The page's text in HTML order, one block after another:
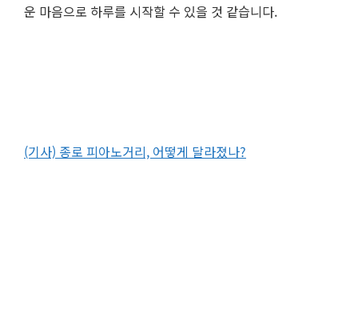
운 마음으로 하루를 시작할 수 있을 것 같습니다.
(기사) 종로 피아노거리, 어떻게 달라졌나?